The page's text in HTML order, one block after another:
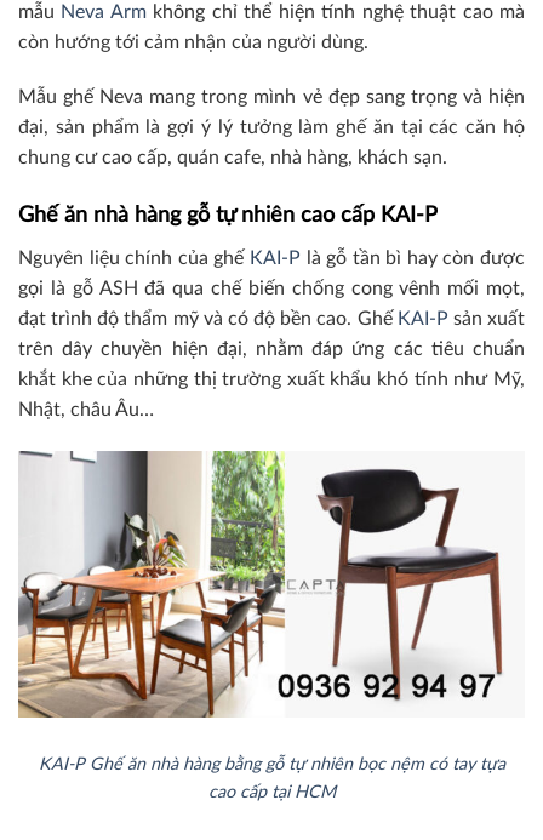
mẫu Neva Armkhông chỉ thể hiện tính nghệ thuật cao mà
còn hướng tới cảm nhận của người dùng.
Mẫu ghế Neva mang trong mình vẻ đẹp sang trọng và hiện
đại, sản phẩm là gợi ý lý tưởng làm ghế ăn tại các căn hộ
chung cư cao cấp, quán cafe, nhà hàng, khách sạn.
Ghế ăn nhà hànggỗ tự nhiên cao cấp KAI-P
Nguyên liệu chính của ghế KAI-P là gỗ tần bì hay còn được
gọi là gỗ ASH đã qua chế biến chống cong vênh mối mọt,
đạt trình độ thẩm mỹ và có độ bền cao. Ghế KAI-P sản xuất
trên dây chuyền hiện đại, nhằm đáp ứng các tiêu chuẩn
khắt khe của những thị trường xuất khẩu khó tính như Mỹ,
Nhật, châu Âu…
KAI-P Ghế ăn nhà hàng bằng gỗ tự nhiên bọc nệm có tay tựa
cao cấp tại HCM